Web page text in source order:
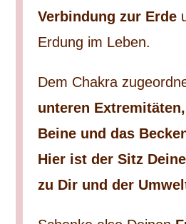
Verbindung zur Erde
Erdung im Leben.
Dem Chakra
unteren
Beine und das
Hier ist der Sitz
zu Dir und der